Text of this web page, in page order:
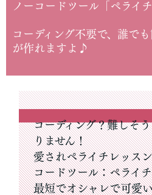
ノーコードツール「ペライ
コーディング不要で、誰で
が作れますよ♪
コーディング？難しそ
りません！
愛されペライチレッス
コードツール：ペライ
最短でオシャレで可愛